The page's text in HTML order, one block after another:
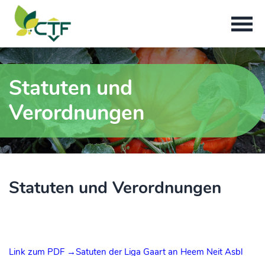
Statuten und
Verordnungen
Statuten und Verordnungen
Link zum PDF →Satuten der Liga Gaart an Heem Neit Asbl